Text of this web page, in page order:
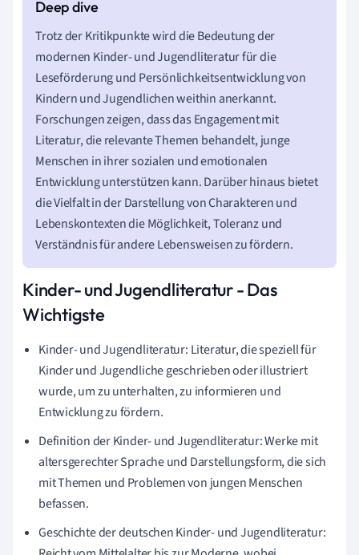
Trotz der Kritikpunkte wird die Bedeutung der
modernen Kinder- und Jugendliteratur für die
Leseförderung und Persönlichkeitsentwicklung von
Kindern und Jugendlichen weithin anerkannt.
Forschungen zeigen, dass das Engagement mit
Literatur, die relevante Themen behandelt, junge
Menschen in ihrer sozialen und emotionalen
Entwicklung unterstützen kann. Darüber hinaus bietet
die Vielfalt in der Darstellung von Charakteren und
Lebenskontexten die Möglichkeit, Toleranz und
Verständnis für andere Lebensweisen zu fördern.
Kinder- und Jugendliteratur - Das
Wichtigste
Kinder- und Jugendliteratur: Literatur, die speziell für
Kinder und Jugendliche geschrieben oder illustriert
wurde, um zu unterhalten, zu informieren und
Entwicklung zu fördern.
Definition der Kinder- und Jugendliteratur: Werke mit
altersgerechter Sprache und Darstellungsform, die sich
mit Themen und Problemen von jungen Menschen
befassen.
Geschichte der deutschen Kinder- und Jugendliteratur: